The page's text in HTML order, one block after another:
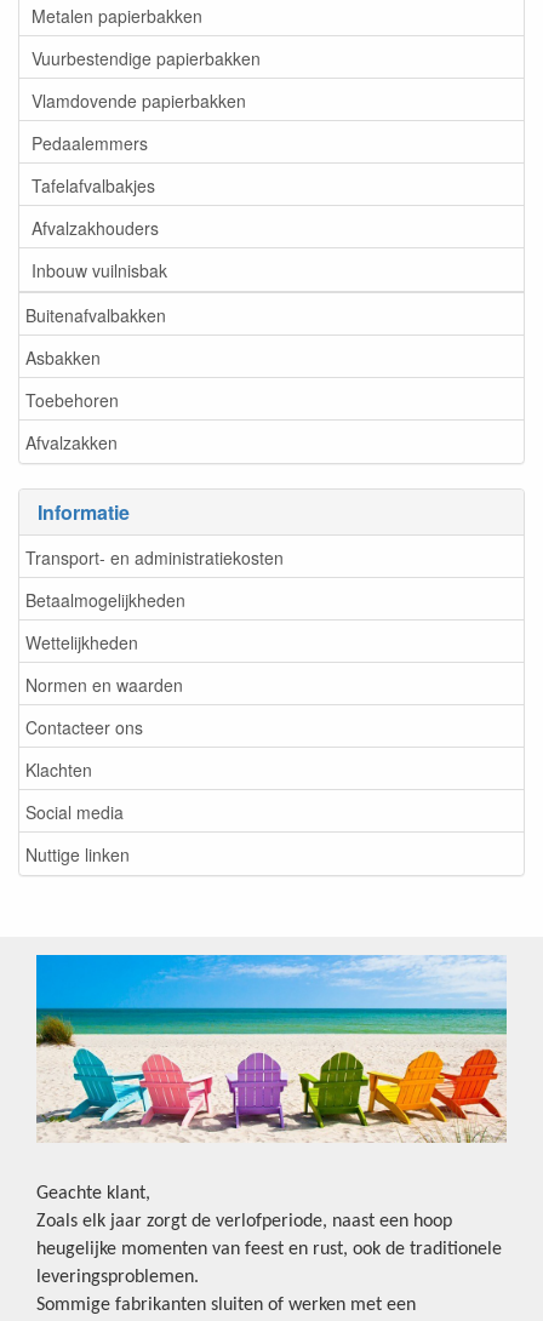
Metalen papierbakken
Vuurbestendige papierbakken
Vlamdovende papierbakken
Pedaalemmers
Tafelafvalbakjes
Afvalzakhouders
Inbouw vuilnisbak
Buitenafvalbakken
Asbakken
Toebehoren
Afvalzakken
Informatie
Transport- en administratiekosten
Betaalmogelijkheden
Wettelijkheden
Normen en waarden
Contacteer ons
Klachten
Social media
Nuttige linken
Geachte klant,
Zoals elk jaar zorgt de verlofperiode, naast een hoop
heugelijke momenten van feest en rust, ook de traditionele
leveringsproblemen.
Sommige fabrikanten sluiten of werken met een